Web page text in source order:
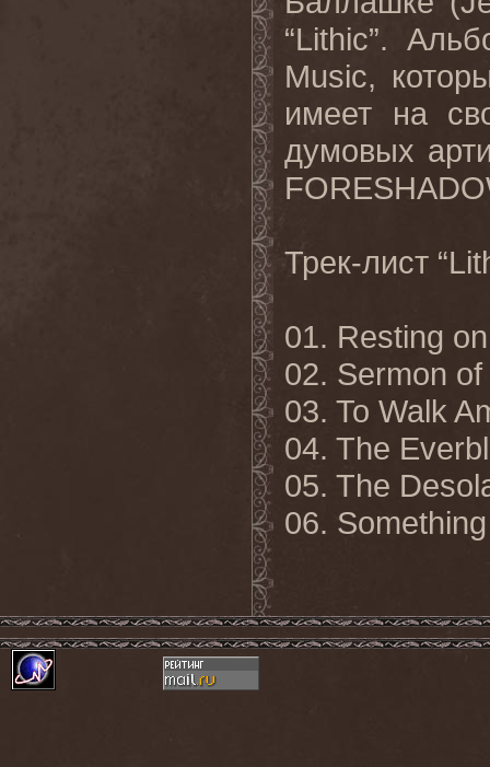
“Lithic”.
Music,
имеет на
думовых
Трек-лист
01. Resting
02. Sermon
03. To Walk
04. The
05. The
06.